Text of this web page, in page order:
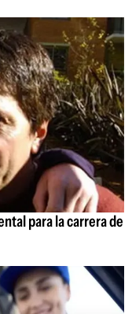
para la carrera de